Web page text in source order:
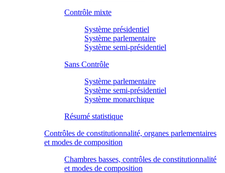
Contrôle mixte
Système présidentiel
Système parlementaire
Système semi-présidentiel
Sans Contrôle
Système parlementaire
Système semi-présidentiel
Système monarchique
Résumé statistique
Contrôles de constitutionnalité, organes parlementaires
et modes de composition
Chambres basses, contrôles de constitutionnalité
et modes de composition